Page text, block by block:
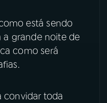
está sendo
a grande noite de
como será
convidar toda